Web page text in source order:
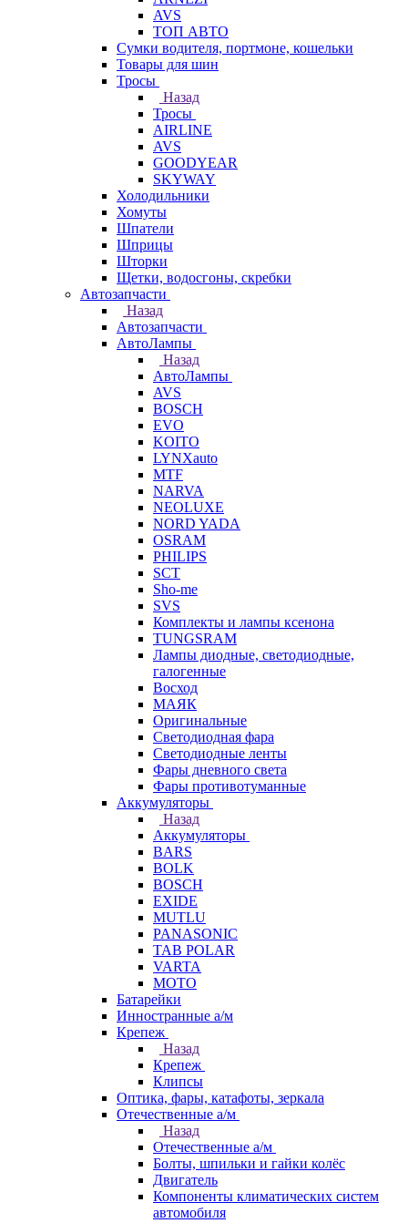
AVS
ТОП АВТО
Сумки водителя, портмоне, кошельки
Товары для шин
Тросы
Назад
Тросы
AIRLINE
AVS
GOODYEAR
SKYWAY
Холодильники
Хомуты
Шпатели
Шприцы
Шторки
Щетки, водосгоны, скребки
Автозапчасти
Назад
Автозапчасти
АвтоЛампы
Назад
АвтоЛампы
AVS
BOSCH
EVO
KOITO
LYNXauto
MTF
NARVA
NEOLUXE
NORD YADA
OSRAM
PHILIPS
SCT
Sho-me
SVS
Комплекты и лампы ксенона
TUNGSRAM
Лампы диодные, светодиодные,
галогенные
Восход
МАЯК
Оригинальные
Светодиодная фара
Светодиодные ленты
Фары дневного света
Фары противотуманные
Аккумуляторы
Назад
Аккумуляторы
BARS
BOLK
BOSCH
EXIDE
MUTLU
PANASONIC
TAB POLAR
VARTA
МОТО
Батарейки
Инностранные а/м
Крепеж
Назад
Крепеж
Клипсы
Оптика, фары, катафоты, зеркала
Отечественные а/м
Назад
Отечественные а/м
Болты, шпильки и гайки колёс
Двигатель
Компоненты климатических систем
автомобиля